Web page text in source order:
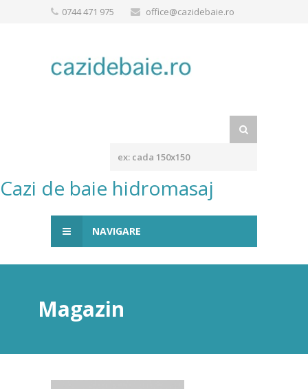
0744 471 975 office@cazidebaie.ro
Cazi de baie hidromasaj
NAVIGARE
Magazin